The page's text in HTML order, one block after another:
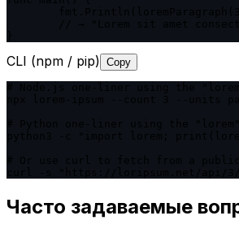
CLI (npm / pip) Copy
# Node.js one-liner using the
Часто задаваемые